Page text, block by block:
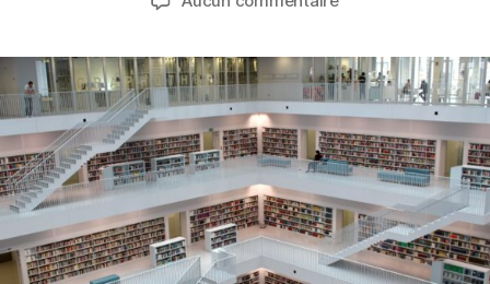
des
meilleurs
endroits
pour
réviser